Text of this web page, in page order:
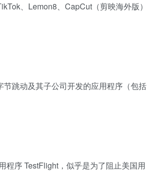
、Lemon8、CapCut（剪映海外版）
跳动及其子公司开发的应用程序（包括
程序 TestFlight，似乎是为了阻止美国用